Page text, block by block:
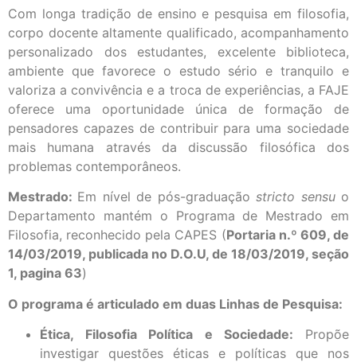
Com longa tradição de ensino e pesquisa em filosofia,
corpo docente altamente qualificado, acompanhamento
personalizado dos estudantes, excelente biblioteca,
ambiente que favorece o estudo sério e tranquilo e
valoriza a convivência e a troca de experiências, a FAJE
oferece uma oportunidade única de formação de
pensadores capazes de contribuir para uma sociedade
mais humana através da discussão filosófica dos
problemas contemporâneos.
Mestrado: Em nível de pós-graduaçãostricto sensuo
Departamento mantém o Programa de Mestrado em
Filosofia, reconhecido pela CAPES (Portaria n.º 609, de
14/03/2019, publicada no D.O.U, de 18/03/2019, seção
1, pagina 63)
O programa é articulado em duas Linhas de Pesquisa:
Ética, Filosofia Política e Sociedade: Propõe
investigar questões éticas e políticas que nos